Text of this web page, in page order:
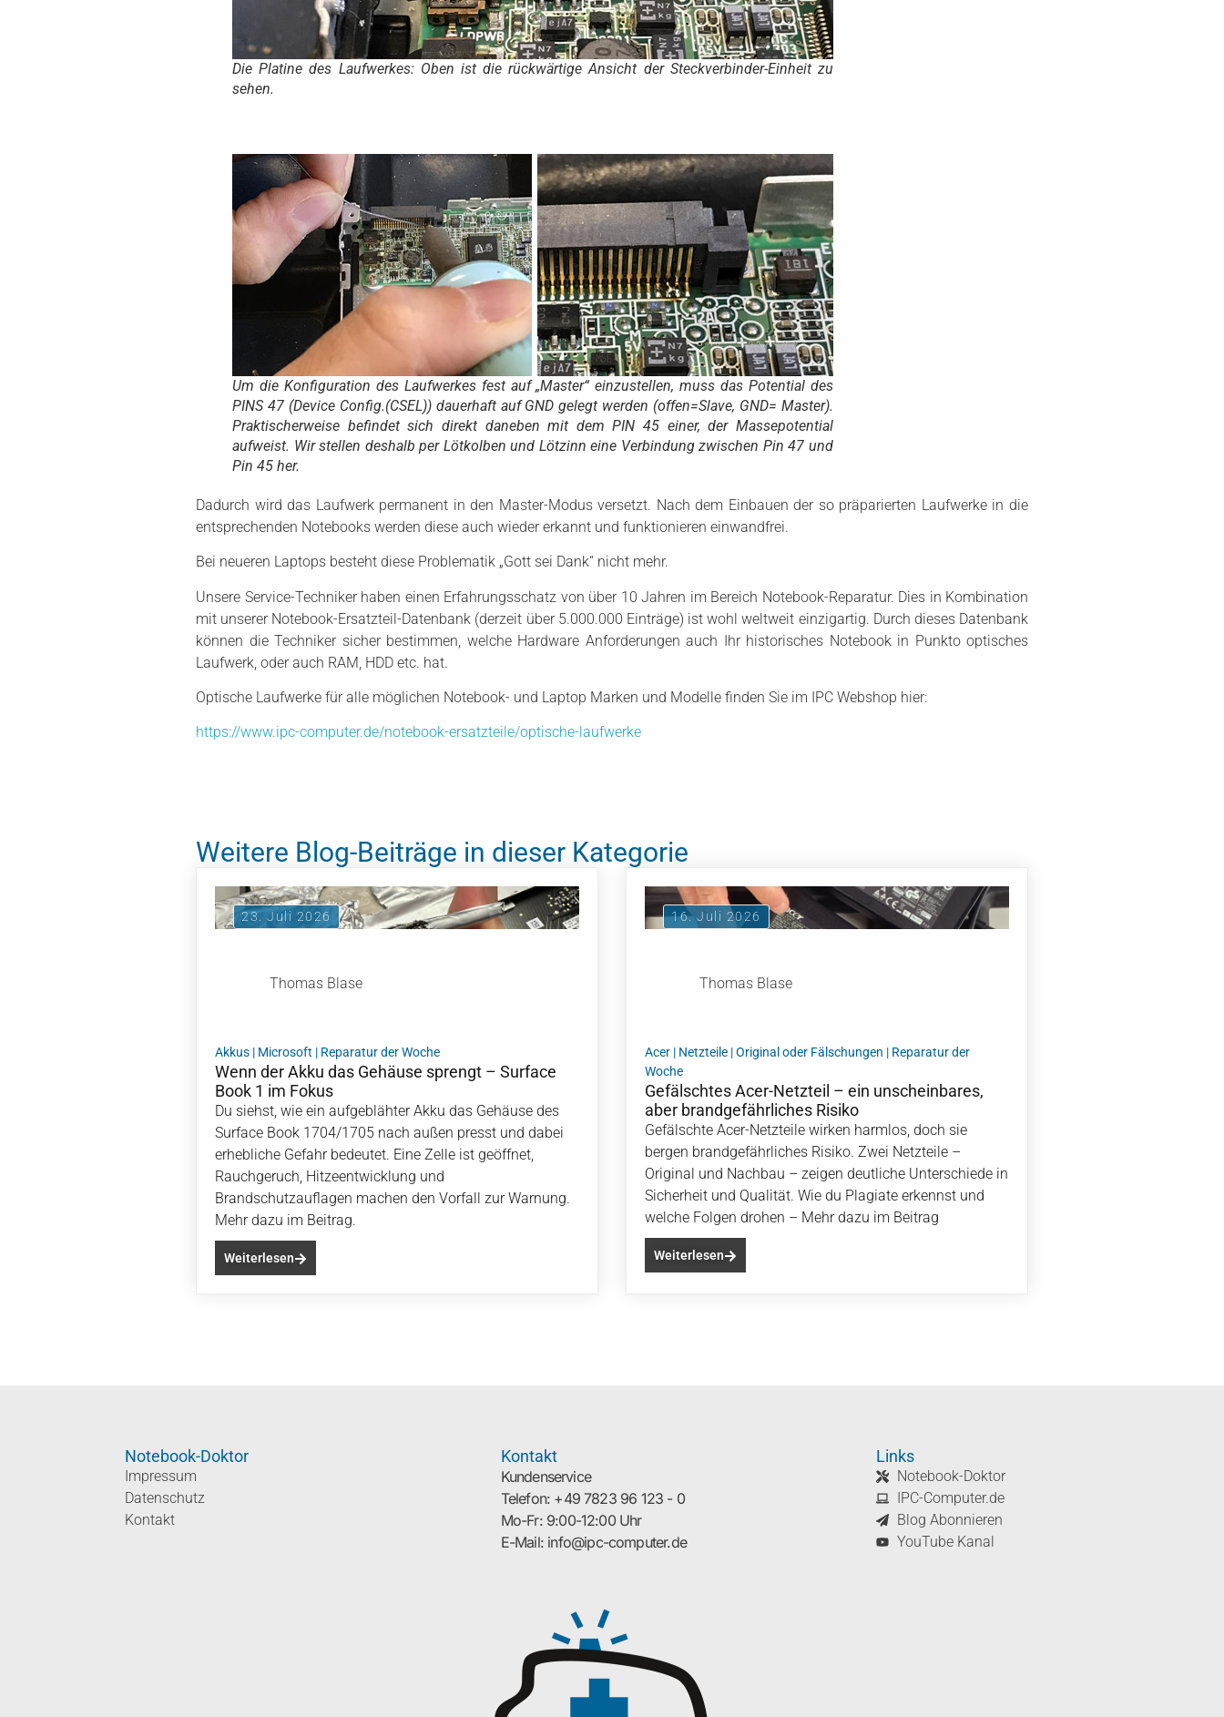
Die Platine des Laufwerkes: Oben ist die rückwärtige Ansicht der Steckverbinder-Einheit zu
sehen.
Um die Konfiguration des Laufwerkes fest auf „Master“ einzustellen, muss das Potential des
PINS 47 (Device Config.(CSEL)) dauerhaft auf GND gelegt werden (offen=Slave, GND= Master).
Praktischerweise befindet sich direkt daneben mit dem PIN 45 einer, der Massepotential
aufweist. Wir stellen deshalb per Lötkolben und Lötzinn eine Verbindung zwischen Pin 47 und
Pin 45 her.
Dadurch wird das Laufwerk permanent in den Master-Modus versetzt. Nach dem Einbauen der so präparierten Laufwerke in die
entsprechenden Notebooks werden diese auch wieder erkannt und funktionieren einwandfrei.
Bei neueren Laptops besteht diese Problematik „Gott sei Dank“ nicht mehr.
Unsere Service-Techniker haben einen Erfahrungsschatz von über 10 Jahren im Bereich Notebook-Reparatur. Dies in Kombination
mit unserer Notebook-Ersatzteil-Datenbank (derzeit über 5.000.000 Einträge) ist wohl weltweit einzigartig. Durch dieses Datenbank
können die Techniker sicher bestimmen, welche Hardware Anforderungen auch Ihr historisches Notebook in Punkto optisches
Laufwerk, oder auch RAM, HDD etc. hat.
Optische Laufwerke für alle möglichen Notebook- und Laptop Marken und Modelle finden Sie im IPC Webshop hier:
https://www.ipc-computer.de/notebook-ersatzteile/optische-laufwerke
Weitere Blog-Beiträge in dieser Kategorie
23. Juli 2026
Thomas Blase
Akkus | Microsoft | Reparatur der Woche
Wenn der Akku das Gehäuse sprengt – Surface
Book 1 im Fokus
Du siehst, wie ein aufgeblähter Akku das Gehäuse des
Surface Book 1704/1705 nach außen presst und dabei
erhebliche Gefahr bedeutet. Eine Zelle ist geöffnet,
Rauchgeruch, Hitzeentwicklung und
Brandschutzauflagen machen den Vorfall zur Warnung.
Mehr dazu im Beitrag.
Weiterlesen
16. Juli 2026
Thomas Blase
Acer | Netzteile |Original oder Fälschungen | Reparatur der
Woche
Gefälschtes Acer-Netzteil – ein unscheinbares,
aber brandgefährliches Risiko
Gefälschte Acer-Netzteile wirken harmlos, doch sie
bergen brandgefährliches Risiko. Zwei Netzteile –
Original und Nachbau – zeigen deutliche Unterschiede in
Sicherheit und Qualität. Wie du Plagiate erkennst und
welche Folgen drohen – Mehr dazu im Beitrag
Weiterlesen
Notebook-Doktor
Impressum
Datenschutz
Kontakt
Kontakt
Kundenservice
Telefon: +49 7823 96 123 - 0
Mo-Fr: 9:00-12:00 Uhr
E-Mail: info@ipc-computer.de
Links
Notebook-Doktor
IPC-Computer.de
Blog Abonnieren
YouTube Kanal